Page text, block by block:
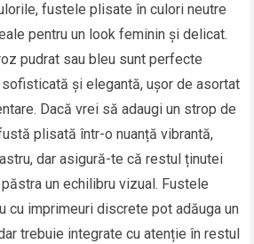
fustele plisate în culori neutre
pentru un look feminin și delicat.
pudrat sau bleu sunt perfecte
și elegantă, ușor de asortat
Dacă vrei să adaugi un strop de
plisată într-o nuanță vibrantă,
dar asigură-te că restul ținutei
un echilibru vizual. Fustele
cu imprimeuri discrete pot adăuga un
trebuie integrate cu atenție în restul